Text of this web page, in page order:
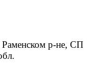
р-не, СП